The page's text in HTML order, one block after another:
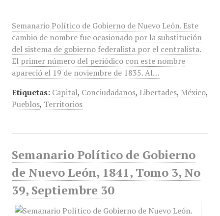
Semanario Político de Gobierno de Nuevo León. Este
cambio de nombre fue ocasionado por la substitución
del sistema de gobierno federalista por el centralista.
El primer número del periódico con este nombre
apareció el 19 de noviembre de 1835. Al…
Etiquetas: Capital, Conciudadanos, Libertades, México,
Pueblos, Territorios
Semanario Político de Gobierno
de Nuevo León, 1841, Tomo 3, No
39, Septiembre 30